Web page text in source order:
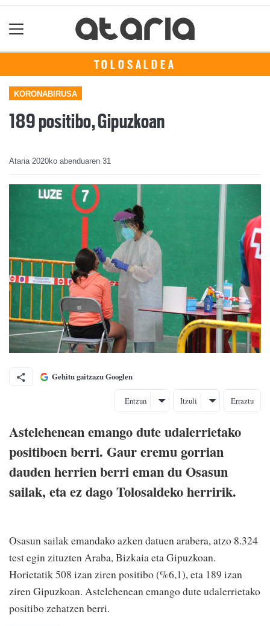
TOLOSALDEA
KORONABIRUSA
189 positibo, Gipuzkoan
Ataria 2020ko abenduaren 31
Gehitu gaitzazu Googlen
Entzun Itzuli Erraztu
Astelehenean emango dute udalerrietako
positiboen berri. Gaur eremu gorrian
dauden herrien berri eman du Osasun
sailak, eta ez dago Tolosaldeko herririk.
Osasun sailak emandako azken datuen arabera, atzo 8.324
test egin zituzten Araba, Bizkaia eta Gipuzkoan.
Horietatik 508 izan ziren positibo (%6,1), eta 189 izan
ziren Gipuzkoan. Astelehenean emango dute udalerrietako
positibo zehatzen berri.